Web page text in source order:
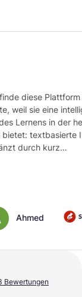
Plattform die
eine intelligente
in der heutigen
Inhalte,
kurz…
Bewertungen